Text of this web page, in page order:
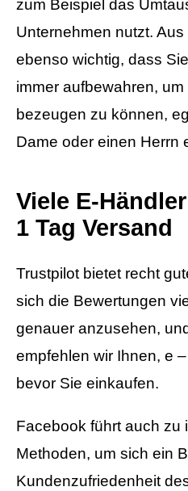
zum Beispiel das
Unternehmen nutzt.
ebenso wichtig, dass
immer aufbewahren,
bezeugen zu können,
Dame oder einen Herrn
Viele E-
1 Tag Versand
Trustpilot bietet recht
sich die Bewertungen
genauer anzusehen,
empfehlen wir Ihnen, e
bevor Sie einkaufen.
Facebook führt auch zu
Methoden, um sich ein
Kundenzufriedenheit